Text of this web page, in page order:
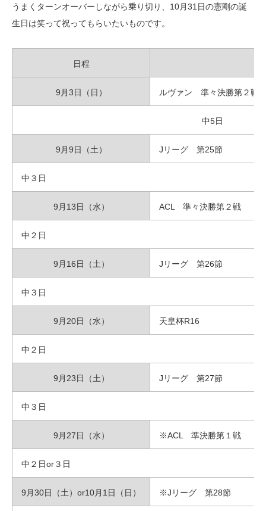
うまくターンオーバーしながら乗り切り、10月31日の憲剛の誕
生日は笑って祝ってもらいたいものです。
日程
9月3日（日） ルヴァン 準々決勝第２戦
中5日
9月9日（土） Jリーグ 第25節
中３日
9月13日（水） ACL 準々決勝第２戦
中２日
9月16日（土） Jリーグ 第26節
中３日
9月20日（水） 天皇杯R16
中２日
9月23日（土） Jリーグ 第27節
中３日
9月27日（水） ※ACL 準決勝第１戦
中２日or３日
9月30日（土）or10月1日（日） ※Jリーグ 第28節